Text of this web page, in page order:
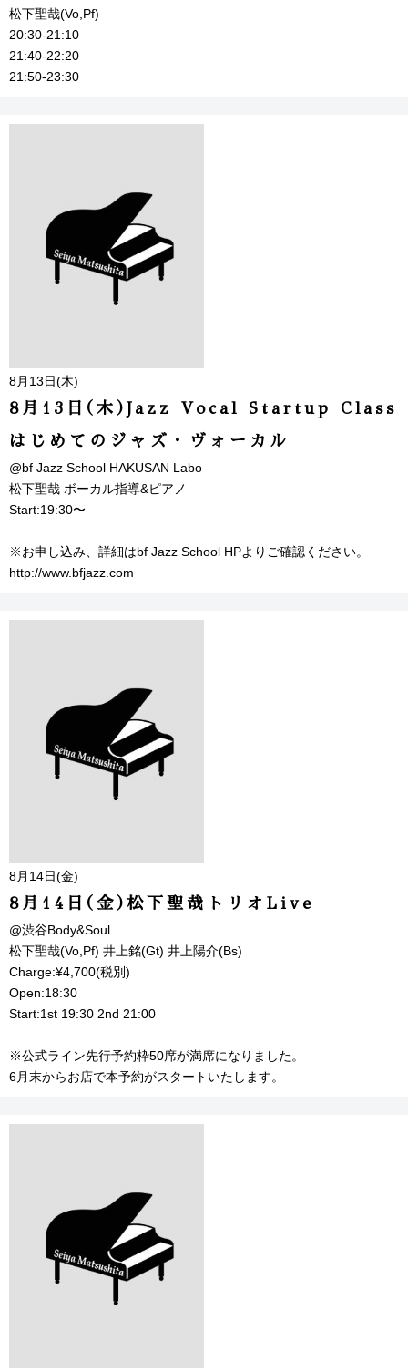
松下聖哉(Vo,Pf)
20:30-21:10
21:40-22:20
21:50-23:30
8月13日(木)
8月13日(木)Jazz Vocal Startup Class
はじめてのジャズ・ヴォーカル
@bf Jazz School HAKUSAN Labo
松下聖哉 ボーカル指導&ピアノ
Start:19:30〜
※お申し込み、詳細はbf Jazz School HPよりご確認ください。
http://www.bfjazz.com
8月14日(金)
8月14日(金)松下聖哉トリオLive
@渋谷Body&Soul
松下聖哉(Vo,Pf) 井上銘(Gt) 井上陽介(Bs)
Charge:¥4,700(税別)
Open:18:30
Start:1st 19:30 2nd 21:00
※公式ライン先行予約枠50席が満席になりました。
6月末からお店で本予約がスタートいたします。